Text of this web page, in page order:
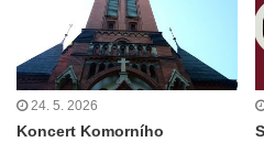
24. 5. 2026
Koncert Komorního